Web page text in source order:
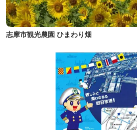
志摩市観光農園 ひまわり畑